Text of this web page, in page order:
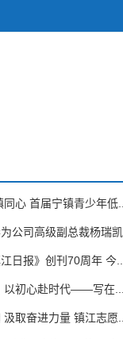
心 首届宁镇青少年低...
公司高级副总裁杨瑞凯
日报》创刊70周年 今...
以初心赴时代——写在...
取奋进力量 镇江志愿...